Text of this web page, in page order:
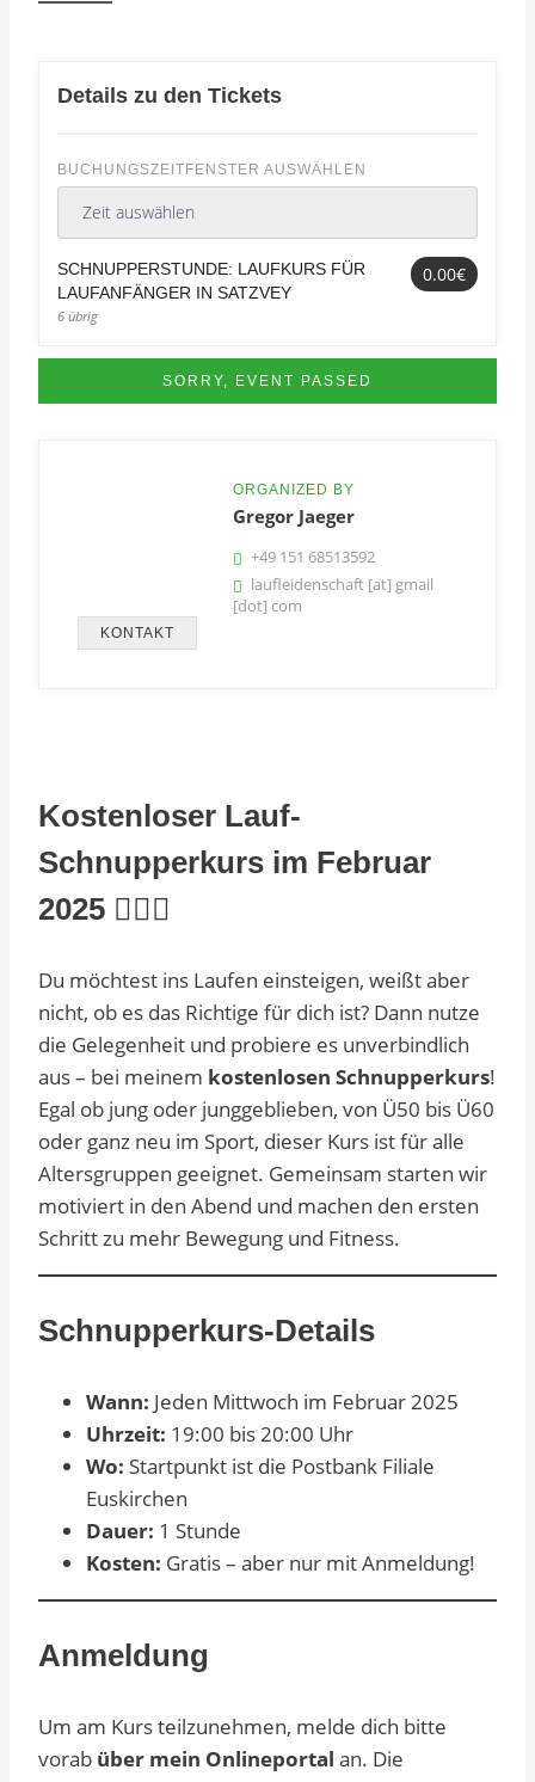
Details zu den Tickets
BUCHUNGSZEITFENSTER AUSWÄHLEN
0.00€
SCHNUPPERSTUNDE: LAUFKURS FÜR
LAUFANFÄNGER IN SATZVEY
6 übrig
SORRY, EVENT PASSED
KONTAKT
ORGANIZED BY
Gregor Jaeger
+49 151 68513592
laufleidenschaft [at] gmail
[dot] com
Kostenloser Lauf-
Schnupperkurs im Februar
2025 🏃‍♂️✨
Du möchtest ins Laufen einsteigen, weißt aber
nicht, ob es das Richtige für dich ist? Dann nutze
die Gelegenheit und probiere es unverbindlich
aus – bei meinem kostenlosen Schnupperkurs!
Egal ob jung oder junggeblieben, von Ü50 bis Ü60
oder ganz neu im Sport, dieser Kurs ist für alle
Altersgruppen geeignet. Gemeinsam starten wir
motiviert in den Abend und machen den ersten
Schritt zu mehr Bewegung und Fitness.
Schnupperkurs-Details
Wann: Jeden Mittwoch im Februar 2025
Uhrzeit: 19:00 bis 20:00 Uhr
Wo: Startpunkt ist die Postbank Filiale
Euskirchen
Dauer: 1 Stunde
Kosten: Gratis – aber nur mit Anmeldung!
Anmeldung
Um am Kurs teilzunehmen, melde dich bitte
vorab über mein Onlineportal an. Die